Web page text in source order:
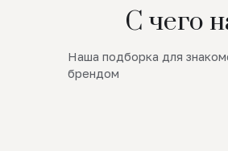
С чего
Наша подборка для
брендом
Новинки
SALE